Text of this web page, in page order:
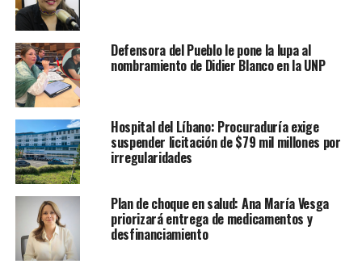
Defensora del Pueblo le pone la lupa al
nombramiento de Didier Blanco en la UNP
Hospital del Líbano: Procuraduría exige
suspender licitación de $79 mil millones por
irregularidades
Plan de choque en salud: Ana María Vesga
priorizará entrega de medicamentos y
desfinanciamiento